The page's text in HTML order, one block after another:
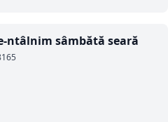
ntâlnim sâmbătă seară